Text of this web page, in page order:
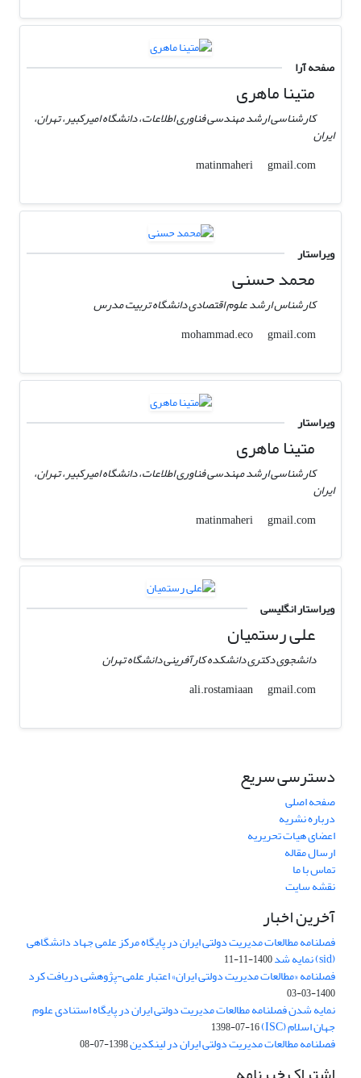
صفحه آرا
متینا ماهری
کارشناسی ارشد مهندسی فناوری اطلاعات، دانشگاه امیرکبیر، تهران،
ایران
matinmaheri
gmail.com
ویراستار
محمد حسنی
کارشناس ارشد علوم اقتصادی دانشگاه تربیت مدرس
mohammad.eco
gmail.com
ویراستار
متینا ماهری
کارشناسی ارشد مهندسی فناوری اطلاعات، دانشگاه امیرکبیر، تهران،
ایران
matinmaheri
gmail.com
ویراستار انگلیسی
علی رستمیان
دانشجوی دکتری دانشکده کارآفرینی دانشگاه تهران
ali.rostamiaan
gmail.com
دسترسی سریع
صفحه اصلی
درباره نشریه
اعضای هیات تحریریه
ارسال مقاله
تماس با ما
نقشه سایت
آخرین اخبار
فصلنامه مطالعات مدیریت دولتی ایران در پایگاه مرکز علمی جهاد دانشگاهی
(sid) نمایه شد 1400-11-11
فصلنامه «مطالعات مدیریت دولتی ایران» اعتبار علمی-پژوهشی دریافت کرد
1400-03-03
نمایه شدن فصلنامه مطالعات مدیریت دولتی ایران در پایگاه استنادی علوم
جهان اسلام (ISC) 1398-07-16
فصلنامه مطالعات مدیریت دولتی ایران در لینکدین1398-07-08